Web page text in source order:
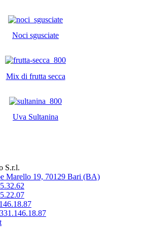
Noci sgusciate
Mix di frutta secca
Uva Sultanina
S.r.l.
Marello 19, 70129 Bari (BA)